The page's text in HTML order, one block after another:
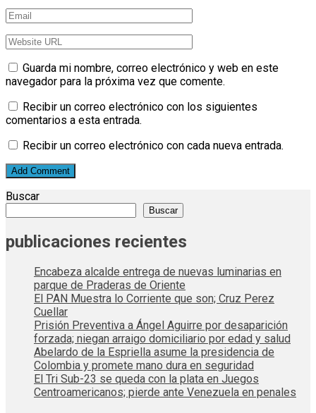
Guarda mi nombre, correo electrónico y web en este
navegador para la próxima vez que comente.
Recibir un correo electrónico con los siguientes
comentarios a esta entrada.
Recibir un correo electrónico con cada nueva entrada.
Buscar
Buscar
publicaciones recientes
Encabeza alcalde entrega de nuevas luminarias en
parque de Praderas de Oriente
El PAN Muestra lo Corriente que son; Cruz Perez
Cuellar
Prisión Preventiva a Ángel Aguirre por desaparición
forzada; niegan arraigo domiciliario por edad y salud
Abelardo de la Espriella asume la presidencia de
Colombia y promete mano dura en seguridad
El Tri Sub-23 se queda con la plata en Juegos
Centroamericanos; pierde ante Venezuela en penales